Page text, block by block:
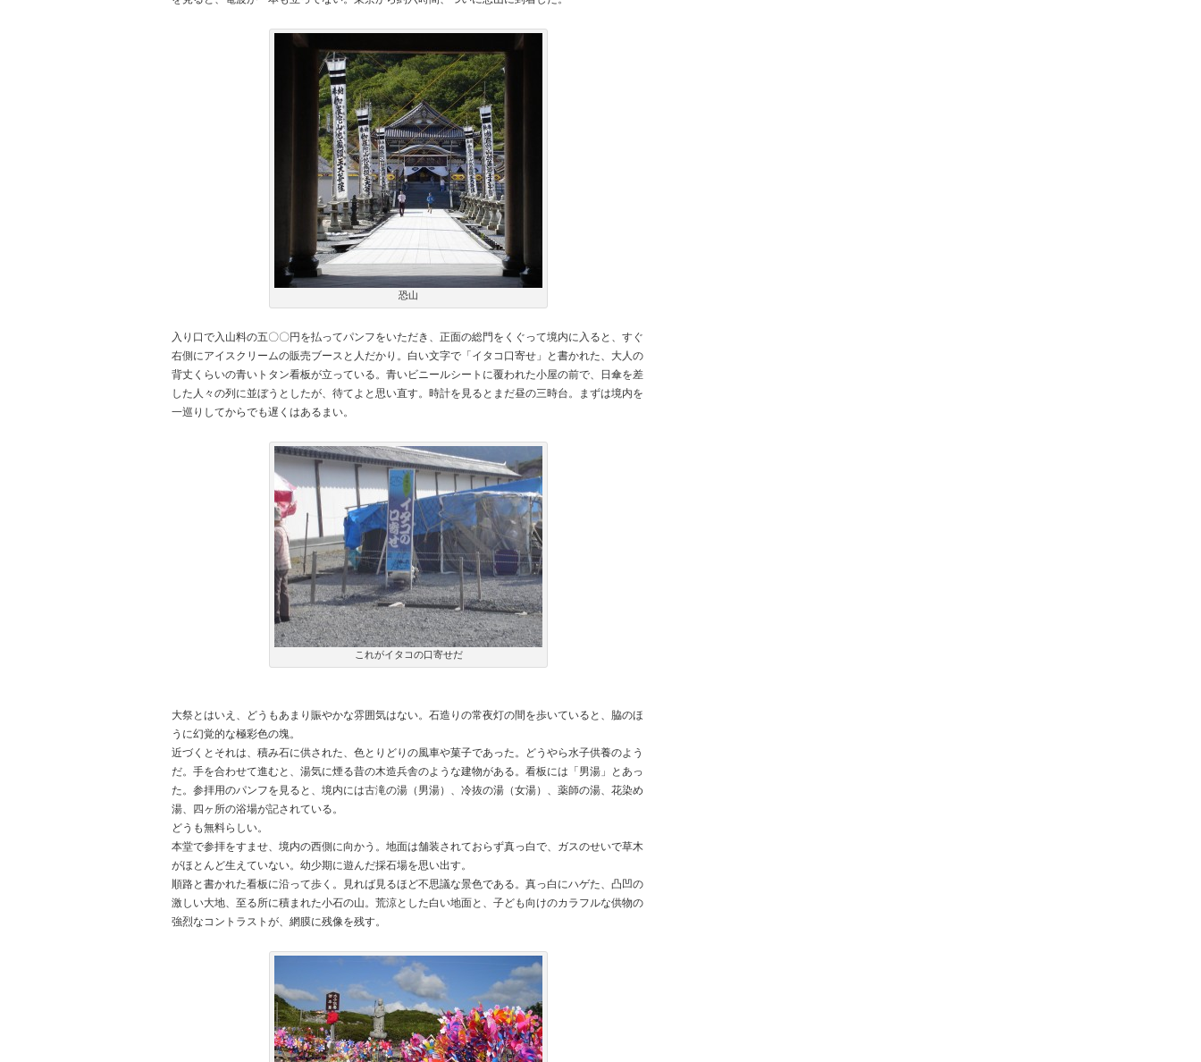
恐山
入り口で入山料の五〇〇円を払ってパンフをいただき、正面の総門をくぐって境内に入ると、すぐ
右側にアイスクリームの販売ブースと人だかり。白い文字で「イタコ口寄せ」と書かれた、大人の
背丈くらいの青いトタン看板が立っている。青いビニールシートに覆われた小屋の前で、日傘を差
した人々の列に並ぼうとしたが、待てよと思い直す。時計を見るとまだ昼の三時台。まずは境内を
一巡りしてからでも遅くはあるまい。
これがイタコの口寄せだ
大祭とはいえ、どうもあまり賑やかな雰囲気はない。石造りの常夜灯の間を歩いていると、脇のほ
うに幻覚的な極彩色の塊。
近づくとそれは、積み石に供された、色とりどりの風車や菓子であった。どうやら水子供養のよう
だ。手を合わせて進むと、湯気に煙る昔の木造兵舎のような建物がある。看板には「男湯」とあっ
た。参拝用のパンフを見ると、境内には古滝の湯（男湯）、冷抜の湯（女湯）、薬師の湯、花染め
湯、四ヶ所の浴場が記されている。
どうも無料らしい。
本堂で参拝をすませ、境内の西側に向かう。地面は舗装されておらず真っ白で、ガスのせいで草木
がほとんど生えていない。幼少期に遊んだ採石場を思い出す。
順路と書かれた看板に沿って歩く。見れば見るほど不思議な景色である。真っ白にハゲた、凸凹の
激しい大地、至る所に積まれた小石の山。荒涼とした白い地面と、子ども向けのカラフルな供物の
強烈なコントラストが、網膜に残像を残す。